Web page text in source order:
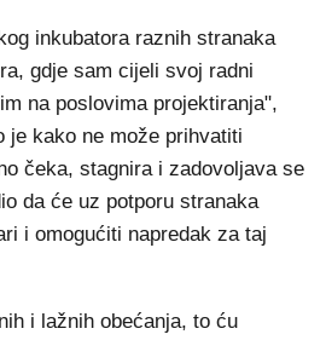
inkubatora raznih stranaka
gdje sam cijeli svoj radni
na poslovima projektiranja",
je kako ne može prihvatiti
čeka, stagnira i zadovoljava se
da će uz potporu stranaka
i omogućiti napredak za taj
i lažnih obećanja, to ću